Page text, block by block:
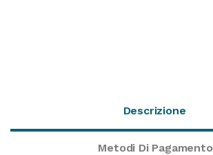
Descrizione
Metodi Di Pagamento